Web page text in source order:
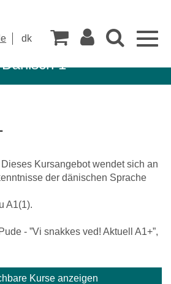
dk
Dänisch 1
Kursangebot wendet sich an
der dänischen Sprache
A1(1).
- ”Vi snakkes ved! Aktuell A1+”,
Kurse anzeigen